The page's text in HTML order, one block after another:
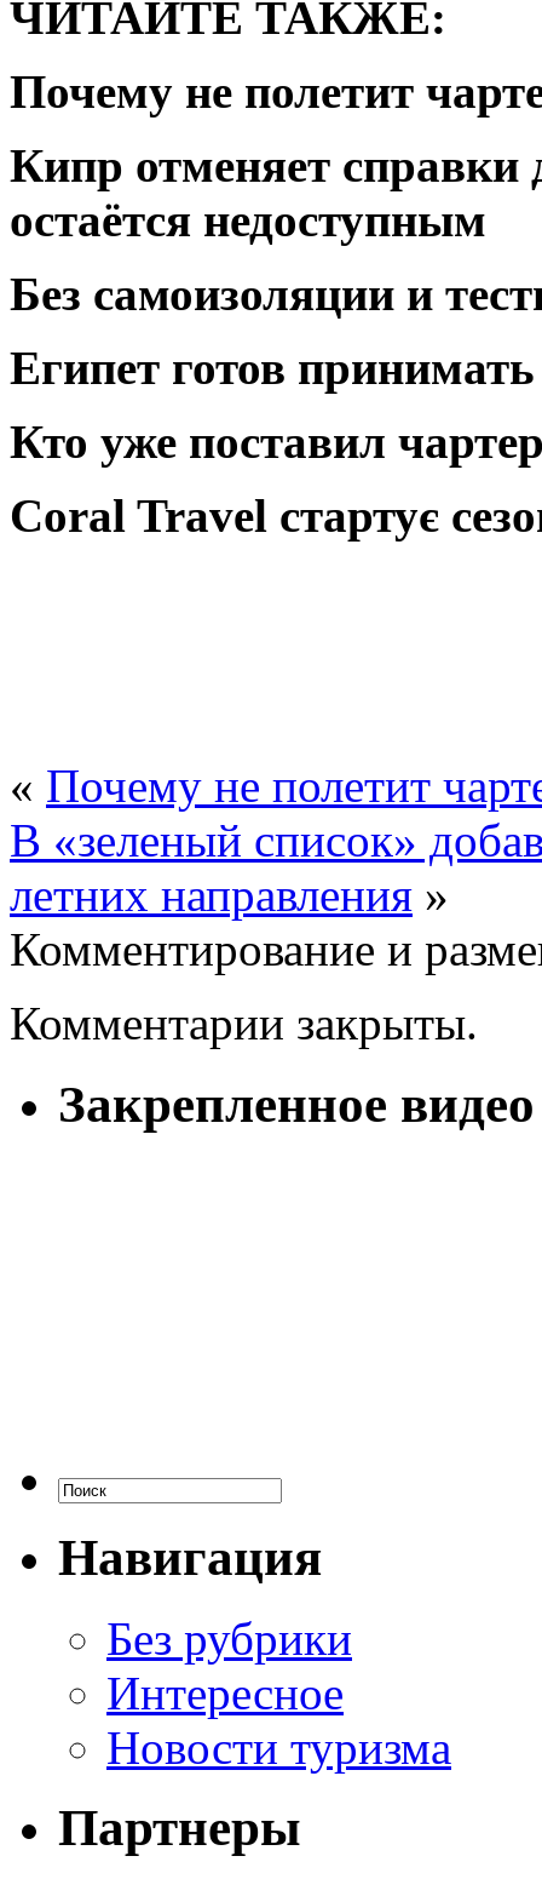
ЧИТАЙТЕ ТАКЖЕ:
Почему не полетит
Кипр отменяет справки
остаётся недоступным
Без самоизоляции и
Египет готов
Кто уже поставил
Coral Travel стартує
« Почему не полетит
В «зеленый список»
летних направления »
Комментирование и
Комментарии закрыты.
Закрепленное видео
Навигация
Без рубрики
Интересное
Новости туризма
Партнеры